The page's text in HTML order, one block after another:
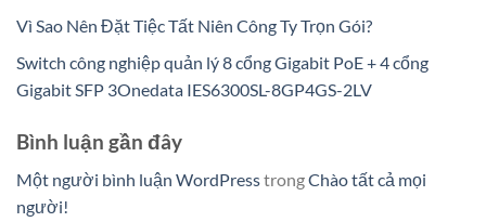
Vì Sao Nên Đặt Tiệc Tất Niên Công Ty Trọn Gói?
Switch công nghiệp quản lý 8 cổng Gigabit PoE + 4 cổng
Gigabit SFP 3Onedata IES6300SL-8GP4GS-2LV
Bình luận gần đây
Một người bình luận WordPresstrongChào tất cả mọi
người!